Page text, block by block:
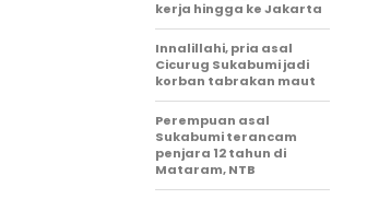
kerja hingga ke Jakarta
Innalillahi, pria asal
Cicurug Sukabumi jadi
korban tabrakan maut
Perempuan asal
Sukabumi terancam
penjara 12 tahun di
Mataram, NTB